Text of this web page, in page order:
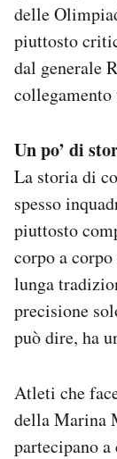
delle
piuttosto
dal generale
Un po’ di
La storia di
spesso
piuttosto
corpo a
lunga
precisione
può dire, ha
Atleti che
della Marina
partecipano